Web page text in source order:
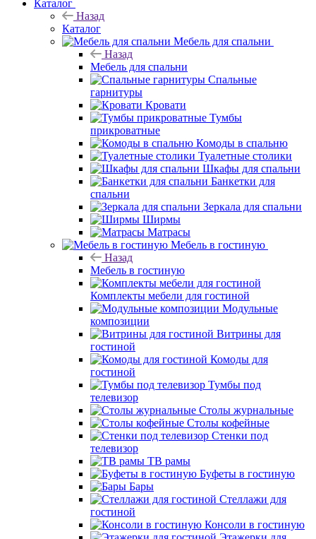
Каталог
Назад
Каталог
Мебель для спальни
Назад
Мебель для спальни
Спальные
гарнитуры
Кровати
Тумбы
прикроватные
Комоды в спальню
Туалетные столики
Шкафы для спальни
Банкетки для
спальни
Зеркала для спальни
Ширмы
Матрасы
Мебель в гостиную
Назад
Мебель в гостиную
Комплекты мебели для гостиной
Модульные
композиции
Витрины для
гостиной
Комоды для
гостиной
Тумбы под
телевизор
Столы журнальные
Столы кофейные
Стенки под
телевизор
ТВ рамы
Буфеты в гостиную
Бары
Стеллажи для
гостиной
Консоли в гостиную